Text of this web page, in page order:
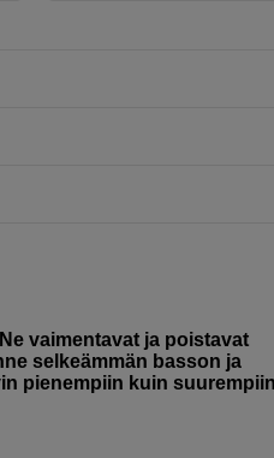
vaimentavat ja poistavat
selkeämmän basson ja
pienempiin kuin